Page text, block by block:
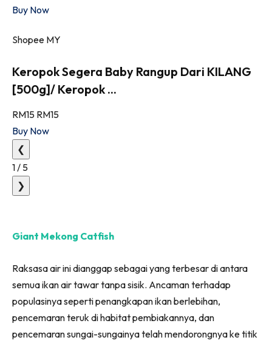
Buy Now
Shopee MY
Keropok Segera Baby Rangup Dari KILANG
[500g]/ Keropok ...
RM15 RM15
Buy Now
❮
1 / 5
❯
Giant Mekong Catfish
Raksasa air ini dianggap sebagai yang terbesar di antara
semua ikan air tawar tanpa sisik. Ancaman terhadap
populasinya seperti penangkapan ikan berlebihan,
pencemaran teruk di habitat pembiakannya, dan
pencemaran sungai-sungainya telah mendorongnya ke titik